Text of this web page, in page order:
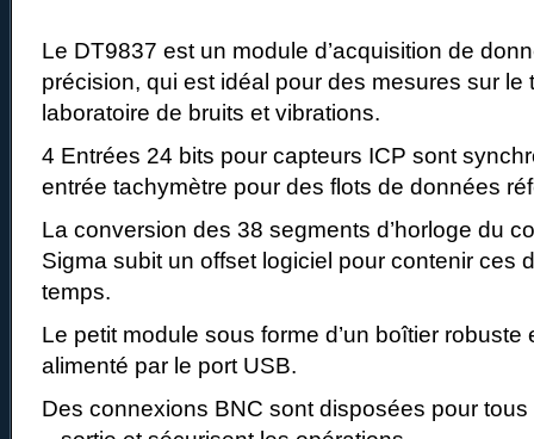
Le DT9837 est un module d’acquisition de
précision, qui est idéal pour des mesures sur le
laboratoire de bruits et vibrations.
4 Entrées 24 bits pour capteurs ICP sont
entrée tachymètre pour des flots de données
La conversion des 38 segments d’horloge du
Sigma subit un offset logiciel pour contenir ces
temps.
Le petit module sous forme d’un boîtier robuste
alimenté par le port USB.
Des connexions BNC sont disposées pour tous